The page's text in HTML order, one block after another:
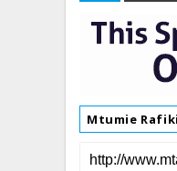
Mtumie